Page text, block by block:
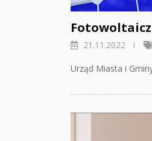
21.11.2022
Urząd Miasta i